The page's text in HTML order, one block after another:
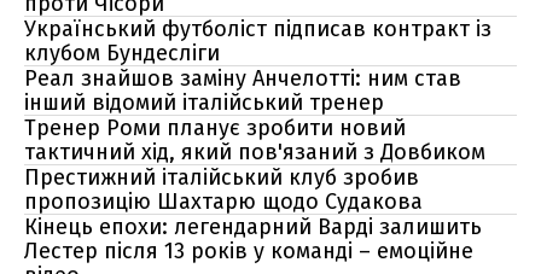
Український футболіст підписав контракт із
клубом Бундесліги
Реал знайшов заміну Анчелотті: ним став
інший відомий італійський тренер
Тренер Роми планує зробити новий
тактичний хід, який пов'язаний з Довбиком
Престижний італійський клуб зробив
пропозицію Шахтарю щодо Судакова
Кінець епохи: легендарний Варді залишить
Лестер після 13 років у команді – емоційне